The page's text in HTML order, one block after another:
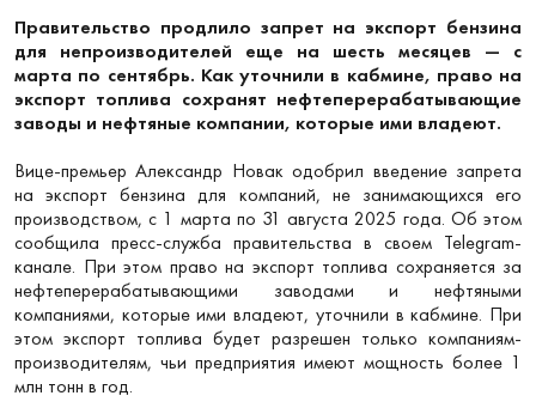
Правительство продлило запрет на экспорт бензина
для непроизводителей еще на шесть месяцев — с
марта по сентябрь. Как уточнили в кабмине, право на
экспорт топлива сохранят нефтеперерабатывающие
заводы и нефтяные компании, которые ими владеют.
Вице-премьер Александр Новак одобрил введение запрета
на экспорт бензина для компаний, не занимающихся его
производством, с 1 марта по 31 августа 2025 года. Об этом
сообщила пресс-служба правительства в своем Telegram-
канале. При этом право на экспорт топлива сохраняется за
нефтеперерабатывающими заводами и нефтяными
компаниями, которые ими владеют, уточнили в кабмине. При
этом экспорт топлива будет разрешен только компаниям-
производителям, чьи предприятия имеют мощность более 1
млн тонн в год.